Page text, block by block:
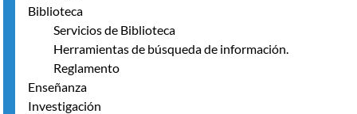
Biblioteca
Servicios de Biblioteca
Herramientas de búsqueda de información.
Reglamento
Enseñanza
Investigación